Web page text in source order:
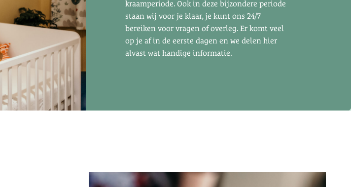
kraamperiode. Ook in deze bijzondere periode
staan wij voor je klaar, je kunt ons 24/7
bereiken voor vragen of overleg. Er komt veel
op je af in de eerste dagen en we delen hier
alvast wat handige informatie.